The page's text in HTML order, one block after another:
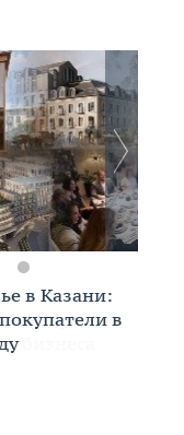
в Казани:
в